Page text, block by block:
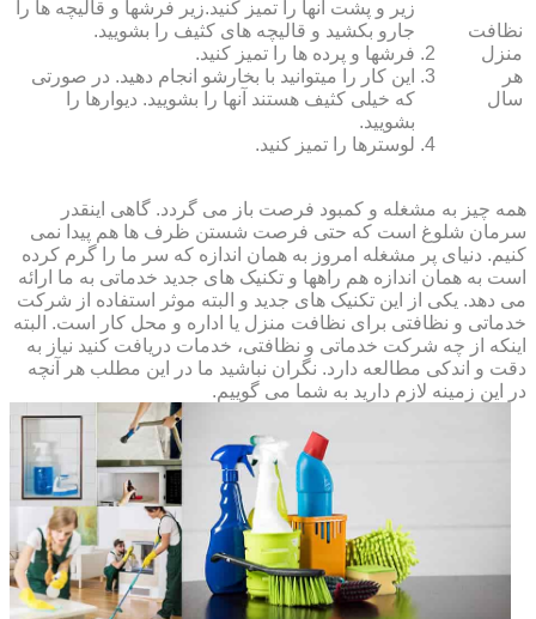
نظافت
منزل
هر
سال
زیر و پشت آنها را تمیز کنید.زیر فرش‏ها و قالیچه‏ ها را
جارو بکشید و قالیچه‏ های کثیف را بشویید.
فرش‏ها و پرده ‏ها را تمیز کنید.
این کار را می‏توانید با بخارشو انجام دهید. در صورتی
که خیلی کثیف هستند آنها را بشویید. دیوارها را
بشویید.
لوسترها را تمیز کنید.
همه چیز به مشغله و کمبود فرصت باز می گردد. گاهی اینقدر
سرمان شلوغ است که حتی فرصت شستن ظرف ها هم پیدا نمی
کنیم. دنیای پر مشغله امروز به همان اندازه که سر ما را گرم کرده
است به همان اندازه هم راهها و تکنیک های جدید خدماتی به ما ارائه
می دهد. یکی از این تکنیک های جدید و البته موثر استفاده از شرکت
خدماتی و نظافتی برای نظافت منزل یا اداره و محل کار است. البته
اینکه از چه شرکت خدماتی و نظافتی، خدمات دریافت کنید نیاز به
دقت و اندکی مطالعه دارد. نگران نباشید ما در این مطلب هر آنچه
در این زمینه لازم دارید به شما می گوییم.